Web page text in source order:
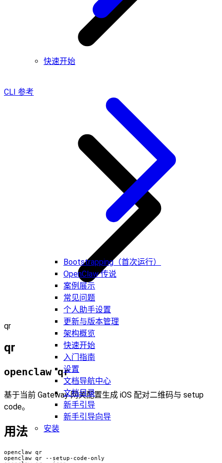
快速开始
Bootstrapping（首次运行）
OpenClaw 传说
案例展示
常见问题
个人助手设置
更新与版本管理
架构概览
快速开始
入门指南
设置
文档导航中心
文档目录
新手引导
新手引导向导
安装
CLI 参考
qr
qr
openclaw qr
基于当前 Gateway 网关配置生成 iOS 配对二维码与 setup
code。
用法